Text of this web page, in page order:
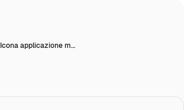
Icona applicazione m…